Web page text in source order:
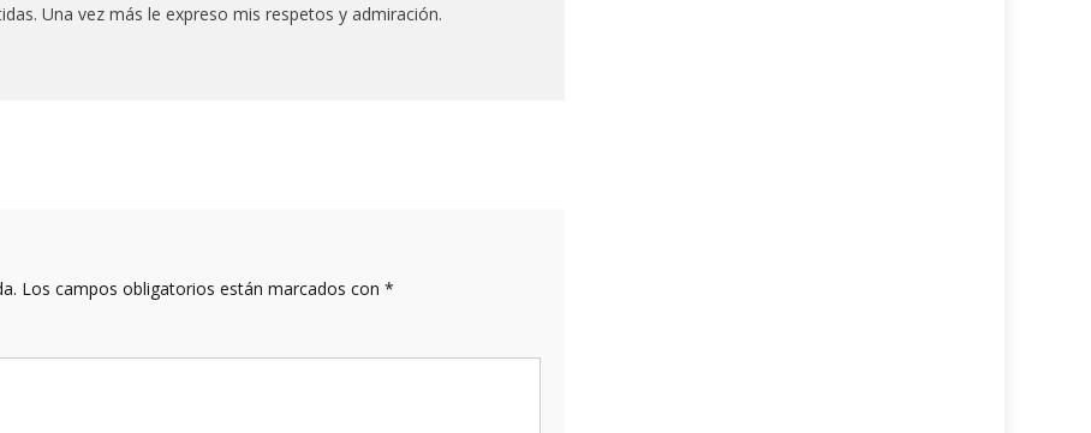
Una vez más le expreso mis respetos y admiración.
Los campos obligatorios están marcados con *